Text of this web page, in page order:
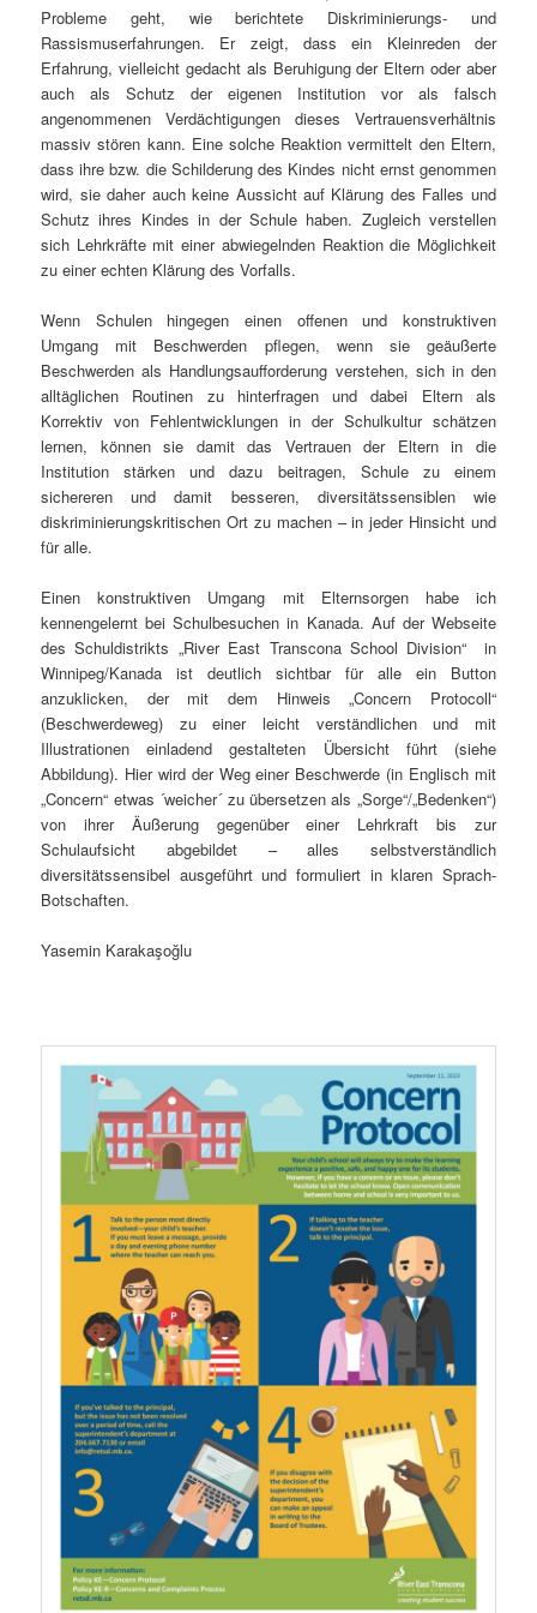
Probleme geht, wie berichtete Diskriminierungs- und
Rassismuserfahrungen. Er zeigt, dass ein Kleinreden der
Erfahrung, vielleicht gedacht als Beruhigung der Eltern oder aber
auch als Schutz der eigenen Institution vor als falsch
angenommenen Verdächtigungen dieses Vertrauensverhältnis
massiv stören kann. Eine solche Reaktion vermittelt den Eltern,
dass ihre bzw. die Schilderung des Kindes nicht ernst genommen
wird, sie daher auch keine Aussicht auf Klärung des Falles und
Schutz ihres Kindes in der Schule haben. Zugleich verstellen
sich Lehrkräfte mit einer abwiegelnden Reaktion die Möglichkeit
zu einer echten Klärung des Vorfalls.
Wenn Schulen hingegen einen offenen und konstruktiven
Umgang mit Beschwerden pflegen, wenn sie geäußerte
Beschwerden als Handlungsaufforderung verstehen, sich in den
alltäglichen Routinen zu hinterfragen und dabei Eltern als
Korrektiv von Fehlentwicklungen in der Schulkultur schätzen
lernen, können sie damit das Vertrauen der Eltern in die
Institution stärken und dazu beitragen, Schule zu einem
sichereren und damit besseren, diversitätssensiblen wie
diskriminierungskritischen Ort zu machen – in jeder Hinsicht und
für alle.
Einen konstruktiven Umgang mit Elternsorgen habe ich
kennengelernt bei Schulbesuchen in Kanada. Auf der Webseite
des Schuldistrikts „River East Transcona School Division“ in
Winnipeg/Kanada ist deutlich sichtbar für alle ein Button
anzuklicken, der mit dem Hinweis „Concern Protocoll“
(Beschwerdeweg) zu einer leicht verständlichen und mit
Illustrationen einladend gestalteten Übersicht führt (siehe
Abbildung). Hier wird der Weg einer Beschwerde (in Englisch mit
„Concern“ etwas ´weicher´ zu übersetzen als „Sorge“/„Bedenken“)
von ihrer Äußerung gegenüber einer Lehrkraft bis zur
Schulaufsicht abgebildet – alles selbstverständlich
diversitätssensibel ausgeführt und formuliert in klaren Sprach-
Botschaften.
Yasemin Karakaşoğlu